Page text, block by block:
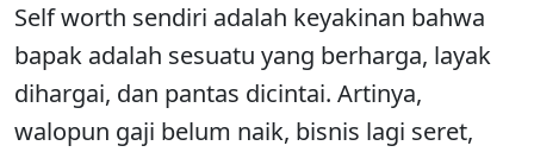
Self worth sendiri adalah keyakinan bahwa
bapak adalah sesuatu yang berharga, layak
dihargai, dan pantas dicintai. Artinya,
walopun gaji belum naik, bisnis lagi seret,